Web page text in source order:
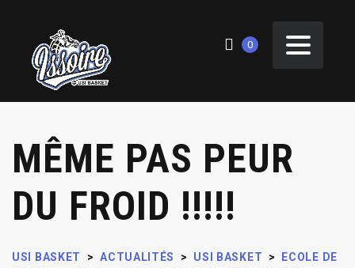
0
MÊME PAS PEUR
DU FROID !!!!!
USI BASKET > ACTUALITÉS > USI BASKET >
ECOLE DE